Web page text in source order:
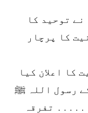
نے توحید کا
کا پرچار
کا اعلان کیا
رسول اللہ ﷺ
تفرقہ